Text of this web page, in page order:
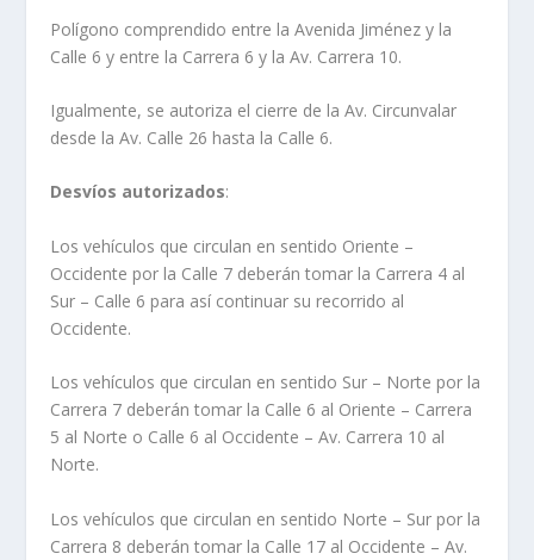
Polígono comprendido entre la Avenida Jiménez y la
Calle 6 y entre la Carrera 6 y la Av. Carrera 10.
Igualmente, se autoriza el cierre de la Av. Circunvalar
desde la Av. Calle 26 hasta la Calle 6.
Desvíos autorizados:
Los vehículos que circulan en sentido Oriente –
Occidente por la Calle 7 deberán tomar la Carrera 4 al
Sur – Calle 6 para así continuar su recorrido al
Occidente.
Los vehículos que circulan en sentido Sur – Norte por la
Carrera 7 deberán tomar la Calle 6 al Oriente – Carrera
5 al Norte o Calle 6 al Occidente – Av. Carrera 10 al
Norte.
Los vehículos que circulan en sentido Norte – Sur por la
Carrera 8 deberán tomar la Calle 17 al Occidente – Av.